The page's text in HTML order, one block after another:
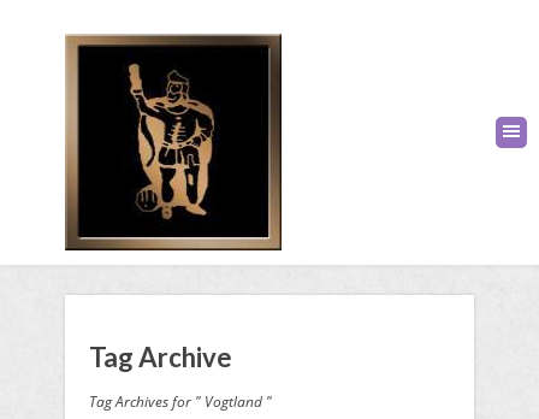
Tag Archive
Tag Archives for " Vogtland "